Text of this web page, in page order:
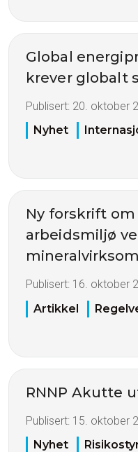
Global
krever globalt
Publisert: 20. oktober
Nyhet
Ny forskrift
arbeidsmiljø
Publisert: 16. oktober
Artikkel
RNNP Akutte
Publisert: 15. oktober
Nyhet